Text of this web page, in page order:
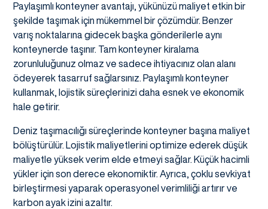
Paylaşımlı konteyner avantajı, yükünüzü maliyet etkin bir
şekilde taşımak için mükemmel bir çözümdür. Benzer
varış noktalarına gidecek başka gönderilerle aynı
konteynerde taşınır. Tam konteyner kiralama
zorunluluğunuz olmaz ve sadece ihtiyacınız olan alanı
ödeyerek tasarruf sağlarsınız. Paylaşımlı konteyner
kullanmak, lojistik süreçlerinizi daha esnek ve ekonomik
hale getirir.
Deniz taşımacılığı süreçlerinde konteyner başına maliyet
bölüştürülür. Lojistik maliyetlerini optimize ederek düşük
maliyetle yüksek verim elde etmeyi sağlar. Küçük hacimli
yükler için son derece ekonomiktir. Ayrıca, çoklu sevkiyat
birleştirmesi yaparak operasyonel verimliliği artırır ve
karbon ayak izini azaltır.